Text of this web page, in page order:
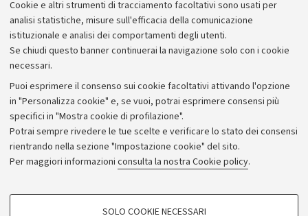
Cookie e altri strumenti di tracciamento facoltativi sono usati per
analisi statistiche, misure sull'efficacia della comunicazione
istituzionale e analisi dei comportamenti degli utenti.
Se chiudi questo banner continuerai la navigazione solo con i cookie
necessari.
Puoi esprimere il consenso sui cookie facoltativi attivando l'opzione
in "Personalizza cookie" e, se vuoi, potrai esprimere consensi più
specifici in "Mostra cookie di profilazione".
Potrai sempre rivedere le tue scelte e verificare lo stato dei consensi
rientrando nella sezione "Impostazione cookie" del sito.
Per maggiori informazioni consulta la nostra Cookie policy.
COOKIE DI PROFILAZIONE - FACOLTATIVI
SOLO COOKIE NECESSARI
Archivio
Comunicati stampa
Redazione
Rassegna stampa